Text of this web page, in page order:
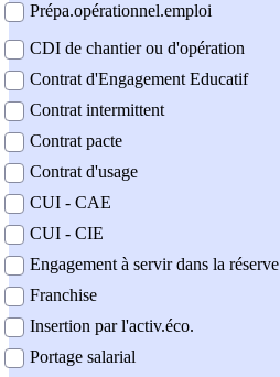
Prépa.opérationnel.emploi
CDI de chantier ou d'opération
Contrat d'Engagement Educatif
Contrat intermittent
Contrat pacte
Contrat d'usage
CUI - CAE
CUI - CIE
Engagement à servir dans la réserve
Franchise
Insertion par l'activ.éco.
Portage salarial